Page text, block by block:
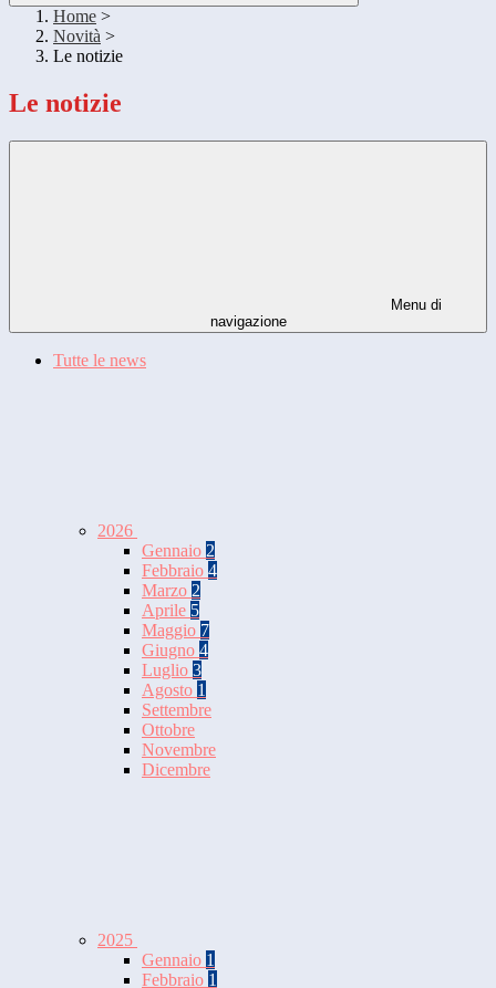
Home >
Novità >
Le notizie
Le notizie
Menu di
navigazione
Tutte le news
2026
Gennaio 2
Febbraio 4
Marzo 2
Aprile 5
Maggio 7
Giugno 4
Luglio 3
Agosto 1
Settembre
Ottobre
Novembre
Dicembre
2025
Gennaio 1
Febbraio 1